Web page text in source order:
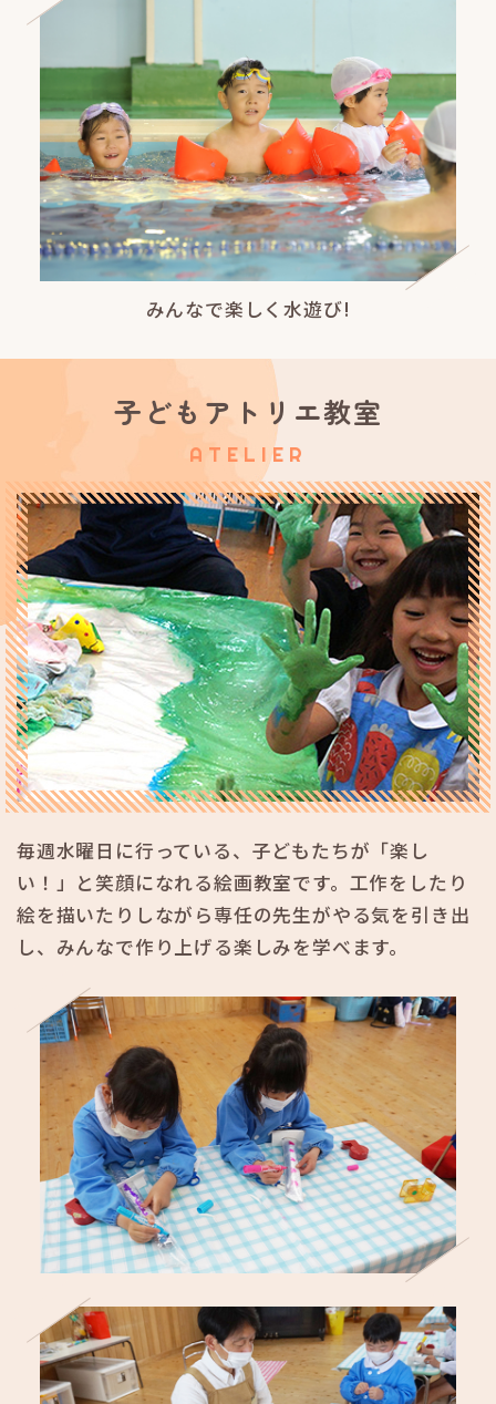
みんなで楽しく水遊び!
子どもアトリエ教室
ATELIER
毎週水曜日に行っている、子どもたちが「楽し
い！」と笑顔になれる絵画教室です。工作をしたり
絵を描いたりしながら専任の先生がやる気を引き出
し、みんなで作り上げる楽しみを学べます。